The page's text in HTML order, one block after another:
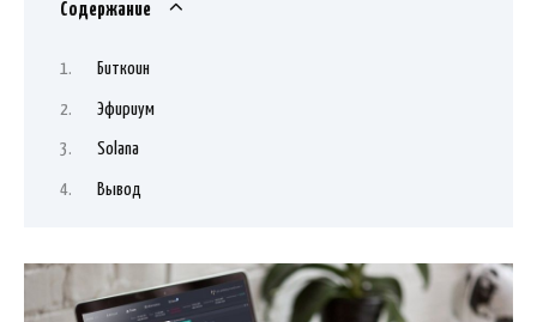
Содержание
Биткоин
Эфириум
Solana
Вывод